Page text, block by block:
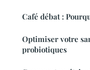
Café débat :
Optimiser votre
probiotiques